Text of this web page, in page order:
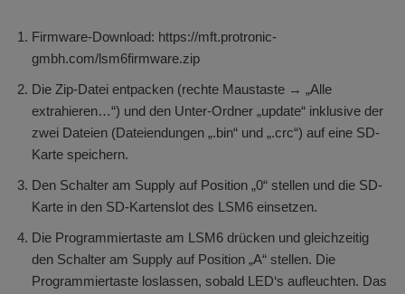
Firmware-Download: https://mft.protronic-
gmbh.com/lsm6firmware.zip
Die Zip-Datei entpacken (rechte Maustaste → „Alle
extrahieren…“) und den Unter-Ordner „update“ inklusive der
zwei Dateien (Dateiendungen „.bin“ und „.crc“) auf eine SD-
Karte speichern.
Den Schalter am Supply auf Position „0“ stellen und die SD-
Karte in den SD-Kartenslot des LSM6 einsetzen.
Die Programmiertaste am LSM6 drücken und gleichzeitig
den Schalter am Supply auf Position „A“ stellen. Die
Programmiertaste loslassen, sobald LED‘s aufleuchten. Das